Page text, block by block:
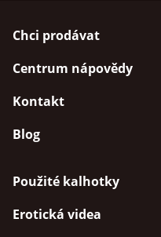
Chci prodávat
Centrum nápovědy
Kontakt
Blog
Použité kalhotky
Erotická videa